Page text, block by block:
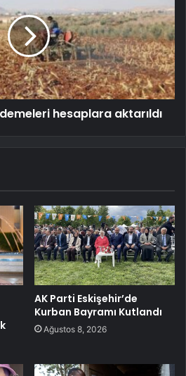
hesaplara aktarıldı
AK Parti Eskişehir’de
Kurban Bayramı Kutlandı
Ağustos 8, 2026